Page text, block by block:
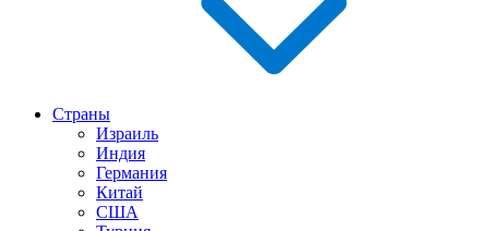
Страны
Израиль
Индия
Германия
Китай
США